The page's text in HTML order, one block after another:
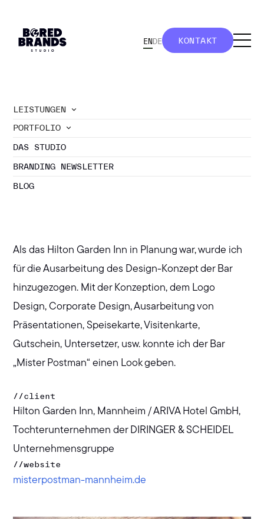
EN DE
KONTAKT
LEISTUNGEN
PORTFOLIO
DAS STUDIO
BRANDING NEWSLETTER
BLOG
für Hotelbar
KONZEPT, LOGO,
CORPORATE DESIGN,
Als das Hilton Garden Inn in Planung war, wurde ich
für die Ausarbeitung des Design-Konzept der Bar
hinzugezogen. Mit der Konzeption, dem Logo
Design, Corporate Design, Ausarbeitung von
Präsentationen, Speisekarte, Visitenkarte,
Gutschein, Untersetzer, usw. konnte ich der Bar
„Mister Postman“ einen Look geben.
//client
Hilton Garden Inn, Mannheim / ARIVA Hotel GmbH,
Tochterunternehmen der DIRINGER & SCHEIDEL
Unternehmensgruppe
//website
misterpostman-mannheim.de